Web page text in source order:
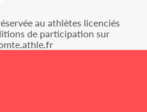
au athlètes licenciés
de participation sur